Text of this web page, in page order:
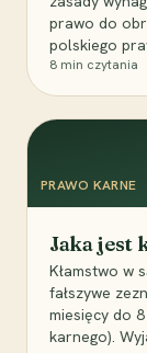
prawo do
polskiego
8 min czytania
PRAWO KARNE
Jaka jest
Kłamstwo w
fałszywe
miesięcy do
karnego).